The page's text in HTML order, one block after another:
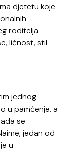
djetetu koje
roditelja
ličnost, stil
jednog
u pamćenje, a
se
jedan od
u